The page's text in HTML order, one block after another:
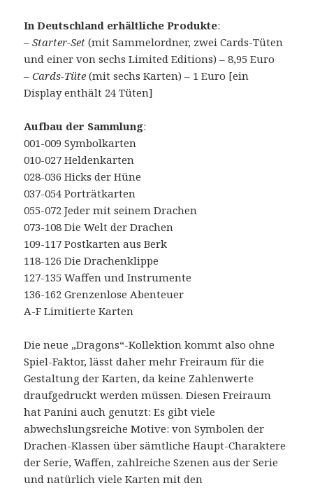
In Deutschland erhältliche Produkte:
–Starter-Set (mit Sammelordner, zwei Cards-Tüten
und einer von sechs Limited Editions) – 8,95 Euro
–Cards-Tüte (mit sechs Karten) – 1 Euro [ein
Display enthält 24 Tüten]
Aufbau der Sammlung:
001-009 Symbolkarten
010-027 Heldenkarten
028-036 Hicks der Hüne
037-054 Porträtkarten
055-072 Jeder mit seinem Drachen
073-108 Die Welt der Drachen
109-117 Postkarten aus Berk
118-126 Die Drachenklippe
127-135 Waffen und Instrumente
136-162 Grenzenlose Abenteuer
A-F Limitierte Karten
Die neue „Dragons“-Kollektion kommt also ohne
Spiel-Faktor, lässt daher mehr Freiraum für die
Gestaltung der Karten, da keine Zahlenwerte
draufgedruckt werden müssen. Diesen Freiraum
hat Panini auch genutzt: Es gibt viele
abwechslungsreiche Motive: von Symbolen der
Drachen-Klassen über sämtliche Haupt-Charaktere
der Serie, Waffen, zahlreiche Szenen aus der Serie
und natürlich viele Karten mit den